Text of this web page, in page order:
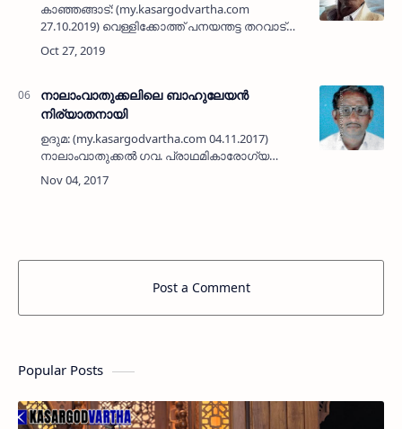
കാഞ്ഞങ്ങാട്: (my.kasargodvartha.com
27.10.2019) വെള്ളിക്കോത്ത് പനയന്തട്ട തറവാട്
കാരണവര്‍ വലിയവീട്ടിലെ പനയന്തട്ട കൃഷ്ണന്‍
നായര്‍ (94) നിര്യാതനായി. ഭാര്യ: പരേതയായ
നാലാംവാതുക്കലിലെ ബാഹുലേയന്‍
നിര്യാതനായി
ഉദുമ: (my.kasargodvartha.com 04.11.2017)
നാലാംവാതുക്കല്‍ ഗവ. പ്രാഥമികാരോഗ്യ
കേന്ദ്രത്തിന് സമീപത്തെ റിട്ട. പി ഡബ്ല്യു ഡി
വകുപ്പ് ജീവനക്കാരന്‍ പി ബാഹുലേയന്‍ (69)
Post a Comment
Popular Posts